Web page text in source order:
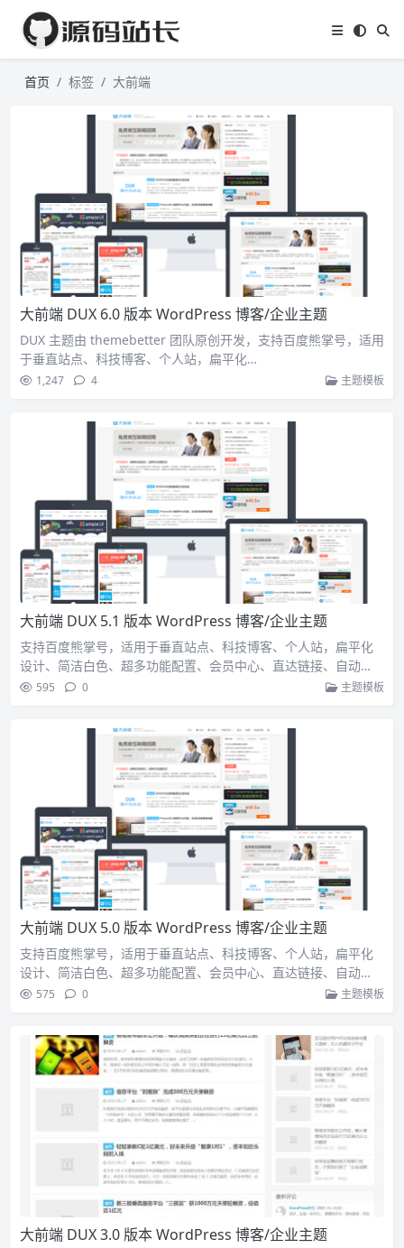
首页 标签 大前端
大前端 DUX 6.0 版本 WordPress 博客/企业主题
DUX 主题由 themebetter 团队原创开发，支持百度熊掌号，适用
于垂直站点、科技博客、个人站，扁平化…
1,247 4 主题模板
大前端 DUX 5.1 版本 WordPress 博客/企业主题
支持百度熊掌号，适用于垂直站点、科技博客、个人站，扁平化
设计、简洁白色、超多功能配置、会员中心、直达链接、自动…
595 0 主题模板
大前端 DUX 5.0 版本 WordPress 博客/企业主题
支持百度熊掌号，适用于垂直站点、科技博客、个人站，扁平化
设计、简洁白色、超多功能配置、会员中心、直达链接、自动…
575 0 主题模板
大前端 DUX 3.0 版本 WordPress 博客/企业主题